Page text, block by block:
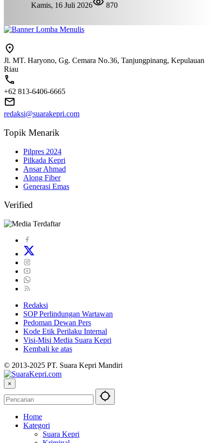
Kamis, 16 Juli 2026
870
Jl. MT. Haryono, Gg. Cemara No.36, Tanjungpinang, Kepulauan
Riau
+62 813-6406-6665
redaksi@suarakepri.com
Topik Menarik
Pilpres 2024
Pilkada Kepri
Ansar Ahmad
Along Fiber
Generasi Emas
Verified
Redaksi
SOP Perlindungan Wartawan
Pedoman Dewan Pers
Kode Etik Perilaku Internal
Visi-Misi Media Suara Kepri
Kembali ke atas
© 2013-2025 PT. Suara Kepri Mandiri
×
Home
Kategori
Suara Kepri